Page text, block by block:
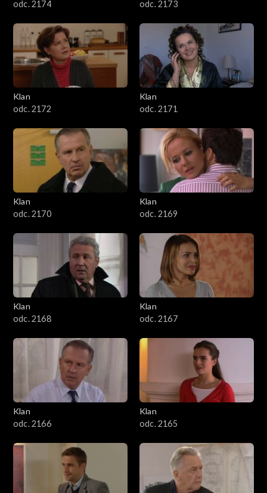
odc. 2174 odc. 2173
Klan
odc. 2172
Klan
odc. 2171
Klan
odc. 2170
Klan
odc. 2169
Klan
odc. 2168
Klan
odc. 2167
Klan
odc. 2166
Klan
odc. 2165